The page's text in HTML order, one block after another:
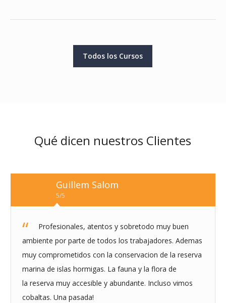
Todos los Cursos
Qué dicen nuestros Clientes
Guillem Salom
5/5
Profesionales, atentos y sobretodo muy buen
ambiente por parte de todos los trabajadores. Ademas
muy comprometidos con la conservacion de la reserva
marina de islas hormigas. La fauna y la flora de
la reserva muy accesible y abundante. Incluso vimos
cobaltas. Una pasada!